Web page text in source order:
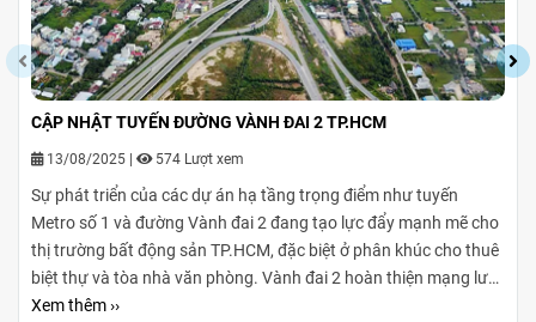
CẬP NHẬT TUYẾN ĐƯỜNG VÀNH ĐAI 2 TP.HCM
13/08/2025 574 Lượt xem
Sự phát triển của các dự án hạ tầng trọng điểm như tuyến
Metro số 1 và đường Vành đai 2 đang tạo lực đẩy mạnh mẽ cho
thị trường bất động sản TP.HCM, đặc biệt ở phân khúc cho thuê
biệt thự và tòa nhà văn phòng. Vành đai 2 hoàn thiện mạng lưới
giao thông liên vùng, rút ngắn thời gian di chuyển từ ngoại
Xem thêm ››